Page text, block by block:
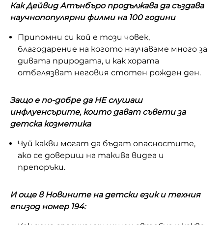
Как Дейвид Атънбъро продължава да създава
научнопопулярни филми на 100 години
Припомни си кой е този човек,
благодарение на когото научаваме много за
дивата природата, и как хората
отбелязват неговия стотен рожден ден.
Защо е по-добре да НЕ слушаш
инфлуенсърите, които дават съвети за
детска козметика
Чуй какви могат да бъдат опасностите,
ако се довериш на такива видеа и
препоръки.
И още в Новините на детски език и техния
епизод номер 194: